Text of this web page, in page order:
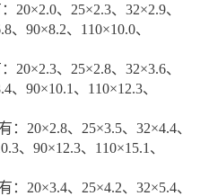
20×2.0、25×2.3、32×2.9、
、90×8.2、110×10.0、
20×2.3、25×2.8、32×3.6、
、90×10.1、110×12.3、
：20×2.8、25×3.5、32×4.4、
、90×12.3、110×15.1、
：20×3.4、25×4.2、32×5.4、